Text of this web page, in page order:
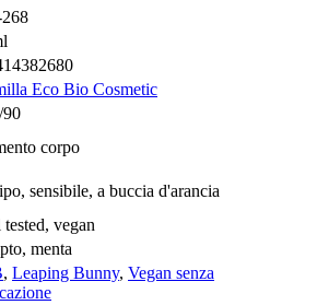
Eco Bio Cosmetic
90
corpo
sensibile, a buccia d'arancia
vegan
menta
, Leaping Bunny, Vegan senza